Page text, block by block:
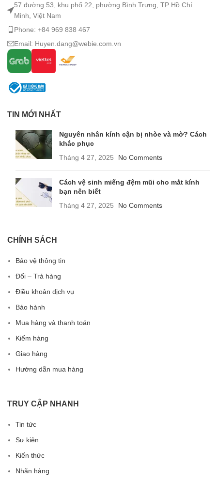
57 đường 53, khu phố 22, phường Bình Trưng, TP Hồ Chí
Minh, Việt Nam
Phone: +84 969 838 467
Email: Huyen.dang@webie.com.vn
TIN MỚI NHẤT
Nguyên nhân kính cận bị nhòe và mờ? Cách
khắc phục
Tháng 4 27, 2025
No Comments
Cách vệ sinh miếng đệm mũi cho mắt kính
bạn nên biết
Tháng 4 27, 2025
No Comments
CHÍNH SÁCH
Bảo vệ thông tin
Đổi – Trả hàng
Điều khoản dịch vụ
Bảo hành
Mua hàng và thanh toán
Kiểm hàng
Giao hàng
Hướng dẫn mua hàng
TRUY CẬP NHANH
Tin tức
Sự kiện
Kiến thức
Nhãn hàng